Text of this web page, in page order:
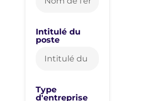
Intitulé du
poste
Type
d'entreprise